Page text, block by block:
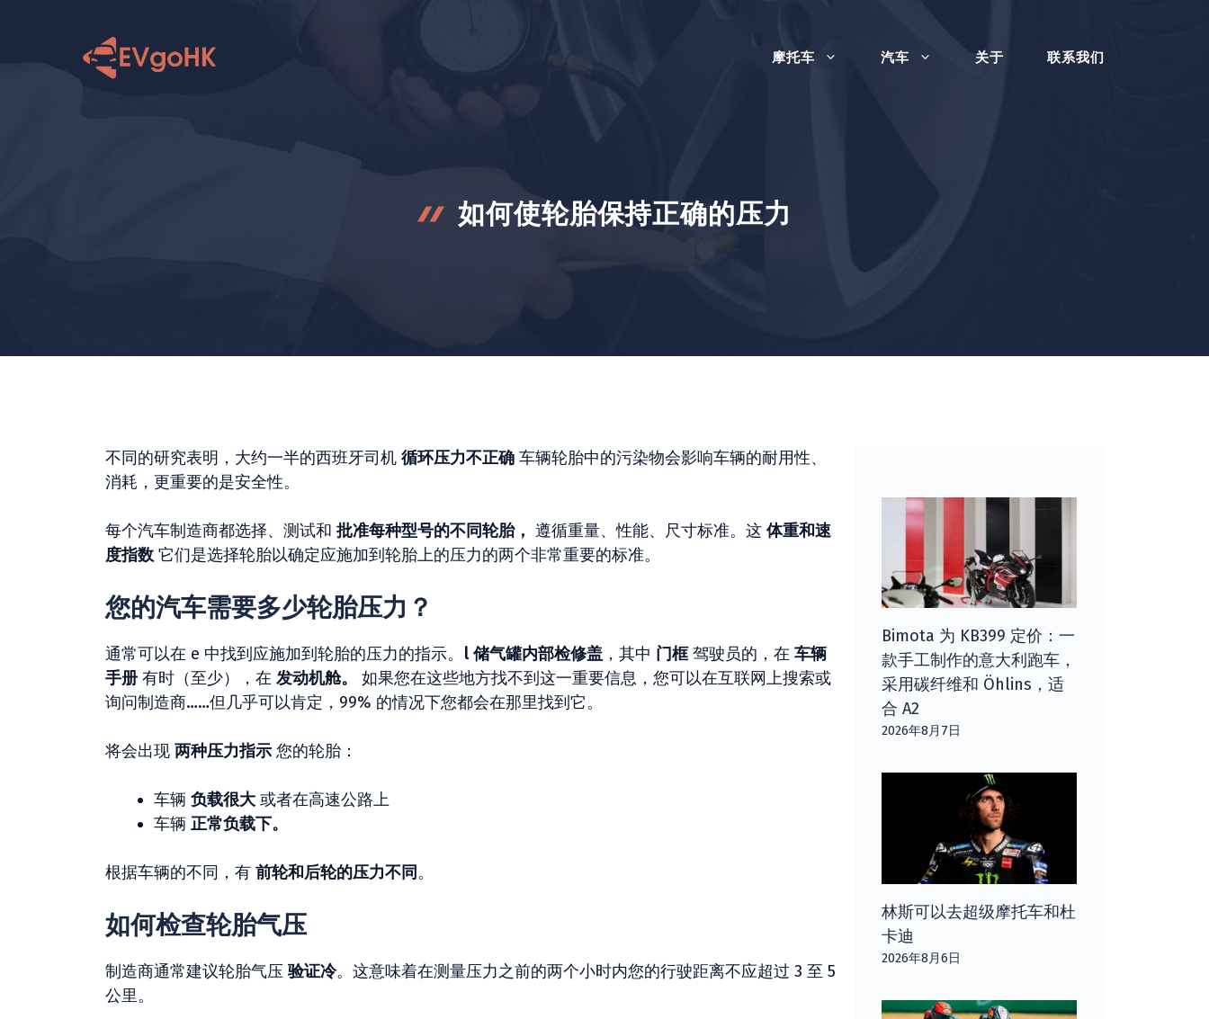
摩托车 汽车 关于 联系我们
如何使轮胎保持正确的压力
不同的研究表明，大约一半的西班牙司机 循环压力不正确 车辆轮胎中的污染物会影响车辆的耐用性、
消耗，更重要的是安全性。
每个汽车制造商都选择、测试和 批准每种型号的不同轮胎， 遵循重量、性能、尺寸标准。这 体重和速
度指数 它们是选择轮胎以确定应施加到轮胎上的压力的两个非常重要的标准。
您的汽车需要多少轮胎压力？
通常可以在 e 中找到应施加到轮胎的压力的指示。 l 储气罐内部检修盖 ，其中 门框驾驶员的，在 车辆
手册 有时（至少），在 发动机舱。 如果您在这些地方找不到这一重要信息，您可以在互联网上搜索或
询问制造商……但几乎可以肯定，99% 的情况下您都会在那里找到它。
将会出现 两种压力指示 您的轮胎：
车辆 负载很大 或者在高速公路上
车辆 正常负载下。
根据车辆的不同，有 前轮和后轮的压力不同。
如何检查轮胎气压
制造商通常建议轮胎气压 验证冷。这意味着在测量压力之前的两个小时内您的行驶距离不应超过 3 至 5
公里。
Bimota 为 KB399 定价：一
款手工制作的意大利跑车，
采用碳纤维和 Öhlins，适
合 A2
2026年8月7日
林斯可以去超级摩托车和杜
卡迪
2026年8月6日